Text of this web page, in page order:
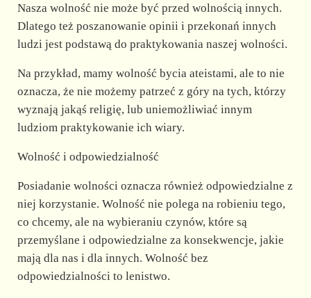
Nasza wolność nie może być przed wolnością innych.
Dlatego też poszanowanie opinii i przekonań innych
ludzi jest podstawą do praktykowania naszej wolności.
Na przykład, mamy wolność bycia ateistami, ale to nie
oznacza, że nie możemy patrzeć z góry na tych, którzy
wyznają jakąś religię, lub uniemożliwiać innym
ludziom praktykowanie ich wiary.
Wolność i odpowiedzialność
Posiadanie wolności oznacza również odpowiedzialne z
niej korzystanie. Wolność nie polega na robieniu tego,
co chcemy, ale na wybieraniu czynów, które są
przemyślane i odpowiedzialne za konsekwencje, jakie
mają dla nas i dla innych. Wolność bez
odpowiedzialności to lenistwo.